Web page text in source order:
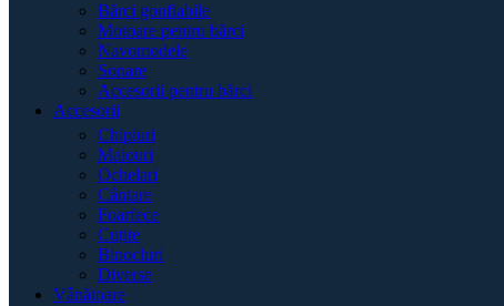
Bărci gonflabile
Motoare pentru bărci
Navomodele
Sonare
Accesorii pentru bărci
Accesorii
Chipiuri
Maiouri
Ochelari
Cântare
Foarfece
Cuțite
Binocluri
Diverse
Vânătoare